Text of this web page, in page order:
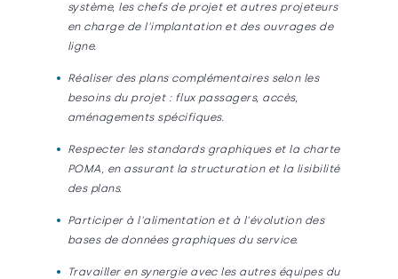
système, les chefs de projet et autres projeteurs
en charge de l'implantation et des ouvrages de
ligne.
Réaliser des plans complémentaires selon les
besoins du projet : flux passagers, accès,
aménagements spécifiques.
Respecter les standards graphiques et la charte
POMA, en assurant la structuration et la lisibilité
des plans.
Participer à l'alimentation et à l'évolution des
bases de données graphiques du service.
Travailler en synergie avec les autres équipes du